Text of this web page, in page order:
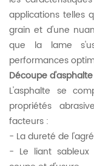
applications telles
grain et d'une
que la lame
performances
Découpe
L'asphalte se
propriétés
facteurs :
- La dureté de
- Le liant sableux